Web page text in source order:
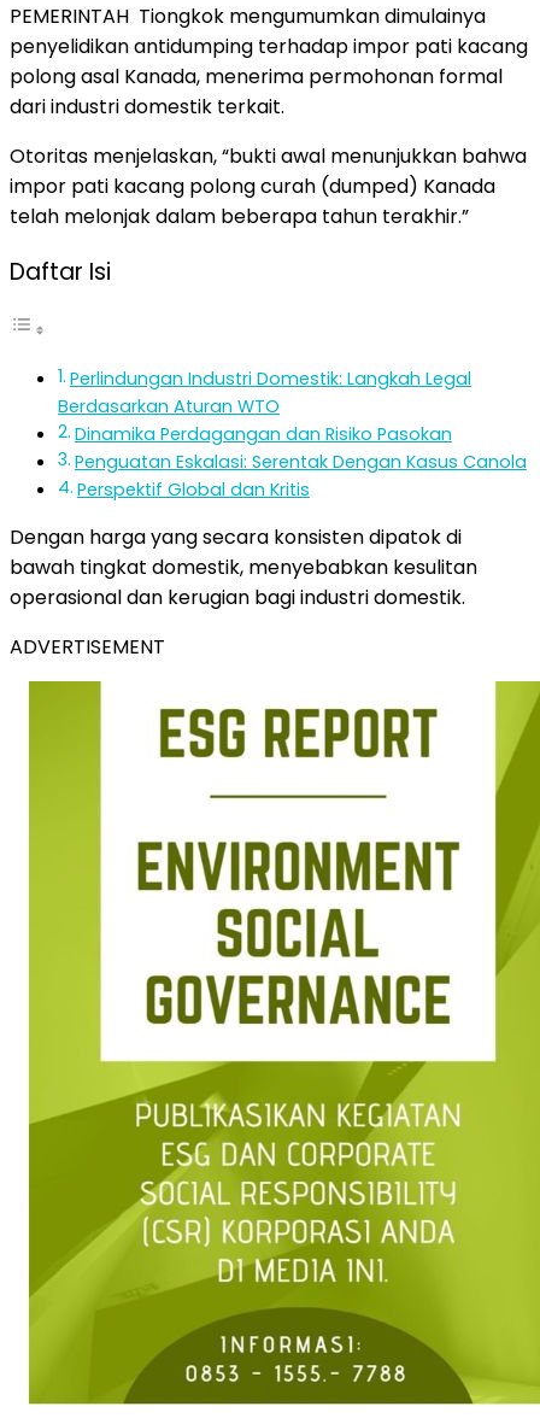
PEMERINTAH Tiongkok mengumumkan dimulainya
penyelidikan antidumping terhadap impor pati kacang
polong asal Kanada, menerima permohonan formal
dari industri domestik terkait.
Otoritas menjelaskan, “bukti awal menunjukkan bahwa
impor pati kacang polong curah (dumped) Kanada
telah melonjak dalam beberapa tahun terakhir.”
Daftar Isi
Perlindungan Industri Domestik: Langkah Legal
Berdasarkan Aturan WTO
Dinamika Perdagangan dan Risiko Pasokan
Penguatan Eskalasi: Serentak Dengan Kasus Canola
Perspektif Global dan Kritis
Dengan harga yang secara konsisten dipatok di
bawah tingkat domestik, menyebabkan kesulitan
operasional dan kerugian bagi industri domestik.
ADVERTISEMENT